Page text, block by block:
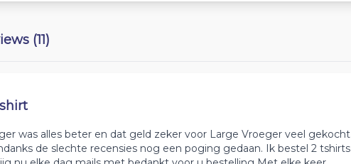
(11)
was alles beter en dat geld zeker voor Large Vroeger veel gekocht
de slechte recensies nog een poging gedaan. Ik bestel 2 tshirts